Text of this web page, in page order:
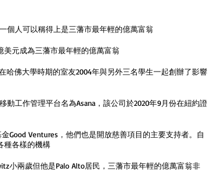
個人可以稱得上是三藩市最年輕的億萬富翁
美元成為三藩市最年輕的億萬富翁
哈佛大學時期的室友2004年與另外三名學生一起創辦了影響
動工作管理平台名為Asana，該公司於2020年9月份在紐約證
Good Ventures，他們也是開放慈善項目的主要支持者。自
種各樣的機構
小兩歲但他是Palo Alto居民，三藩市最年輕的億萬富翁非